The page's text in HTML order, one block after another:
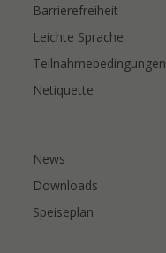
Barrierefreiheit
Leichte Sprache
Netiquette
News
Downloads
Speiseplan